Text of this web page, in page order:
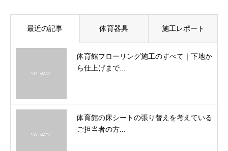
最近の記事 体育器具 施工レポート
体育館フローリング施工のすべて｜下地か
ら仕上げまで...
体育館の床シートの張り替えを考えている
ご担当者の方...